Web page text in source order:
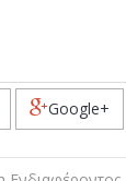
Google+